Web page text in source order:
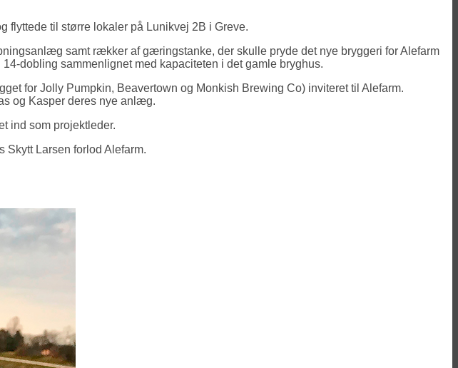
flyttede til større lokaler på Lunikvej 2B i Greve.
samt rækker af gæringstanke, der skulle pryde det nye bryggeri for Alefarm
dobling sammenlignet med kapaciteten i det gamle bryghus.
for Jolly Pumpkin, Beavertown og Monkish Brewing Co) inviteret til Alefarm.
og Kasper deres nye anlæg.
ind som projektleder.
Larsen forlod Alefarm.